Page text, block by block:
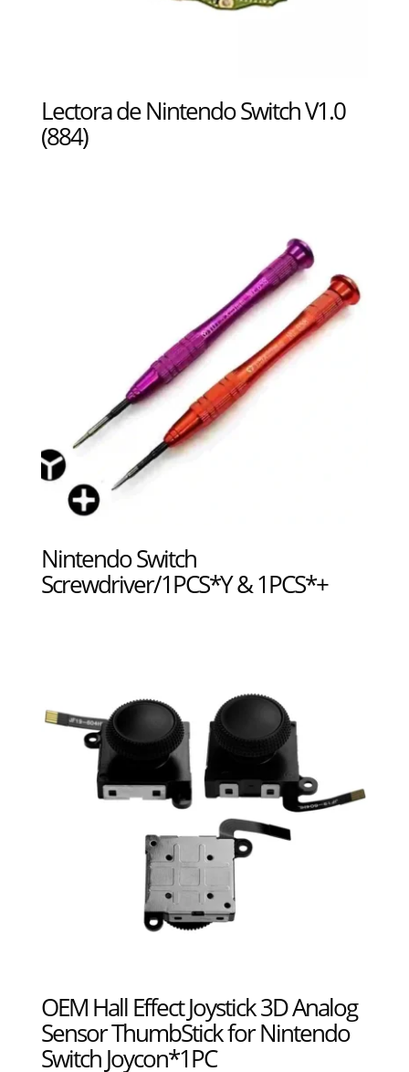
Lectora de Nintendo Switch V1.0
(884)
Nintendo Switch
Screwdriver/1PCS*Y & 1PCS*+
OEM Hall Effect Joystick 3D Analog
Sensor ThumbStick for Nintendo
Switch Joycon*1PC